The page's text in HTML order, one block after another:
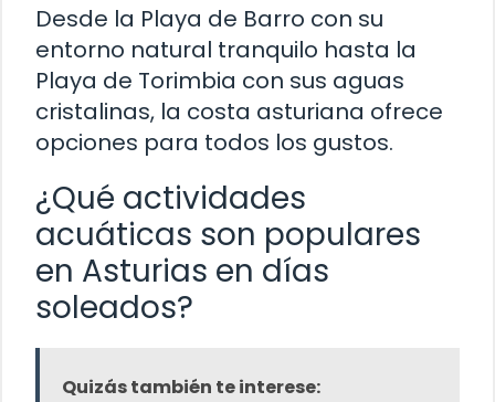
Desde la Playa de Barro con su
entorno natural tranquilo hasta la
Playa de Torimbia con sus aguas
cristalinas, la costa asturiana ofrece
opciones para todos los gustos.
¿Qué actividades
acuáticas son populares
en Asturias en días
soleados?
Quizás también te interese: